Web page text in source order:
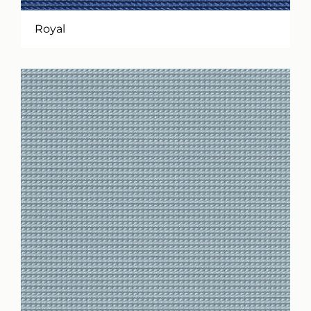
Royal